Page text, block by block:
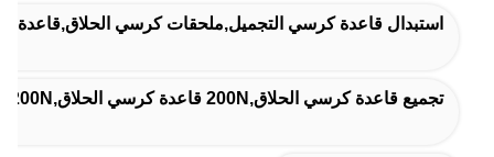
استبدال قاعدة كرسي التجميل,ملحقات كرسي الحلاق,قاعدة
تجميع قاعدة كرسي الحلاق,200N قاعدة كرسي الحلاق,200N استبدال قاعدة كرسي صالون الفولاذ